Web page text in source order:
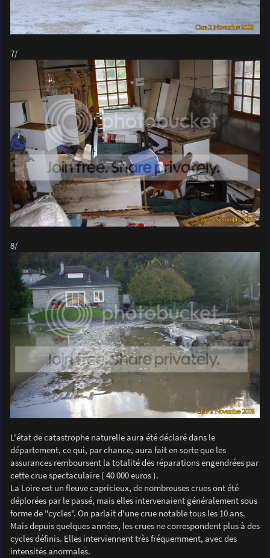
7/
8/
L'état de catastrophe naturelle aura été déclaré dans le
département, ce qui, par chance, aura fait en sorte que les
assurances remboursent la totalité des réparations engendrées par
cette crue spectaculaire ( 40 000 euros ).
La Loire est un fleuve capricieux, de nombreuses crues ont été
déplorées par le passé, mais elles intervenaient généralement sous
forme de "cycles". On parlait d'une crue notable tous les 10 ans.
Mais depuis quelques années, les crues ne correspondent plus à des
cycles définis. Elles interviennent très fréquemment, avec des
intensités anormales.